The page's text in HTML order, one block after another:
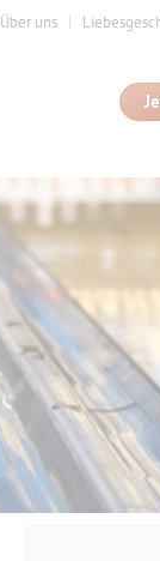
Über uns